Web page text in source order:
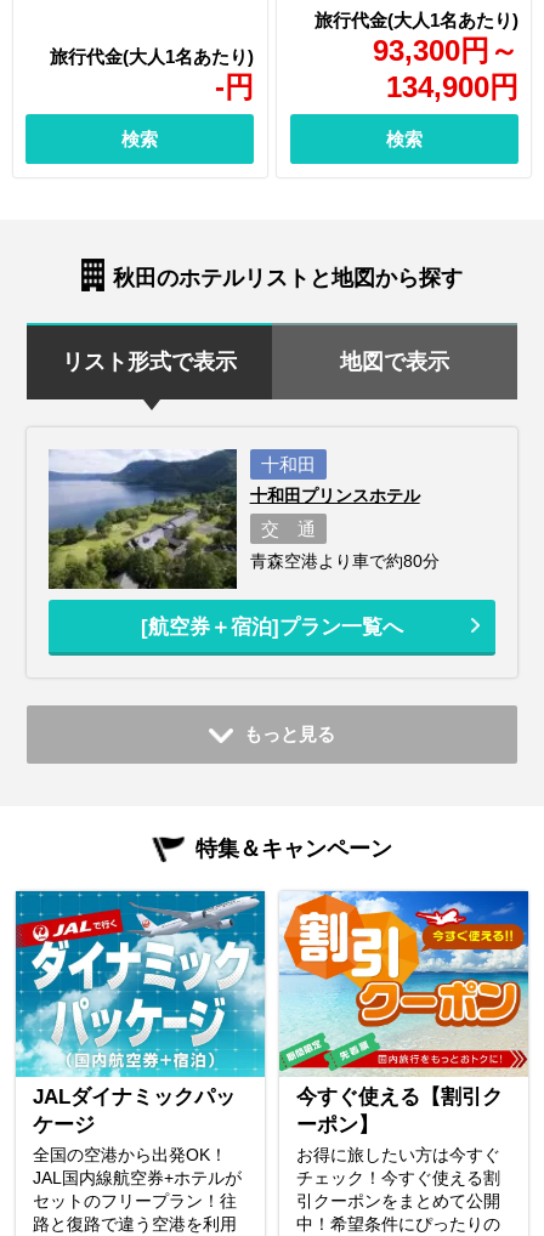
- 円
検索
93,300円 ～
134,900円
検索
秋田のホテルリストと地図から探す
リスト形式で表示 地図で表示
十和田
十和田プリンスホテル
交 通
青森空港より車で約80分
[航空券＋宿泊]プラン一覧へ
もっと見る
特集＆キャンペーン
JALダイナミックパッ
ケージ
全国の空港から出発OK！
JAL国内線航空券+ホテルが
セットのフリープラン！往
路と復路で違う空港を利用
今すぐ使える【割引ク
ーポン】
お得に旅したい方は今すぐ
チェック！今すぐ使える割
引クーポンをまとめて公開
中！希望条件にぴったりの